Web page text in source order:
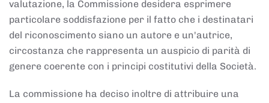
valutazione, la Commissione desidera esprimere
particolare soddisfazione per il fatto che i destinatari
del riconoscimento siano un autore e un'autrice,
circostanza che rappresenta un auspicio di parità di
genere coerente con i principi costitutivi della Società.
La commissione ha deciso inoltre di attribuire una